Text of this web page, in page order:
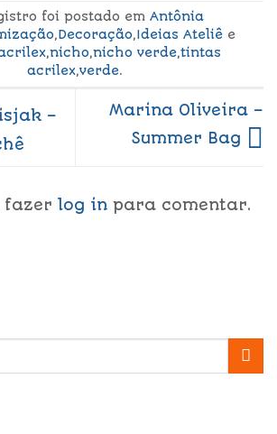
foi postado em Antônia
,Decoração,Ideias Ateliêe
,nicho,nicho verde,tintas
acrilex,verde.
–
Marina Oliveira –
Summer Bag
fazer log in para comentar.